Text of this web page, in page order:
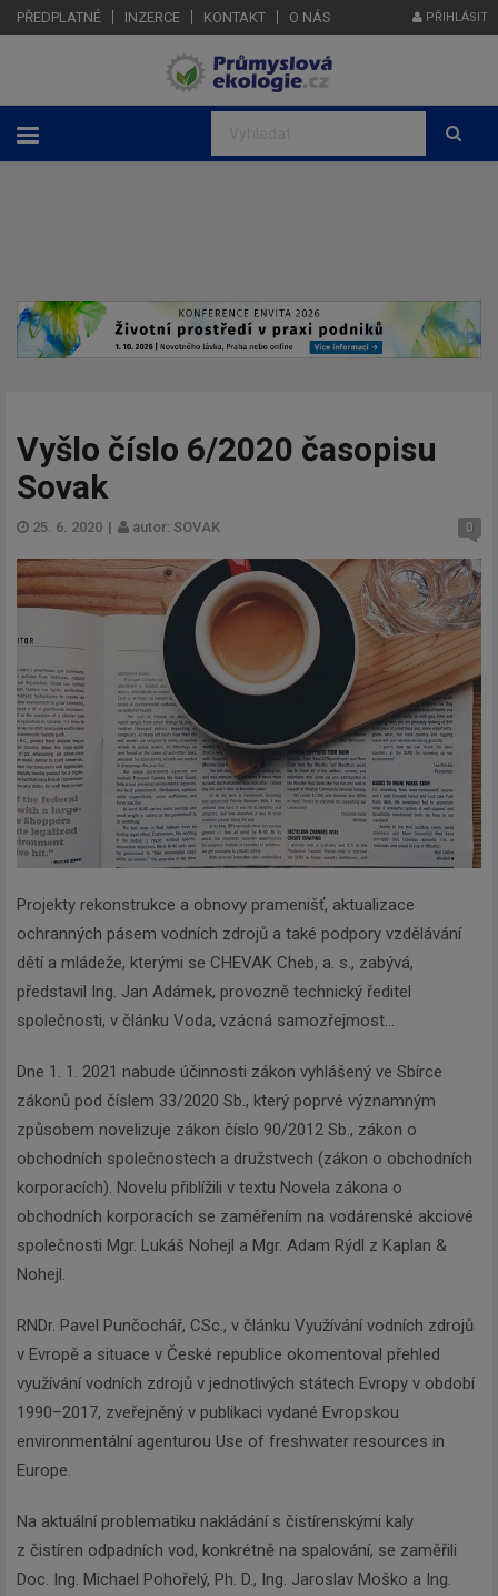
PŘEDPLATNÉ INZERCE KONTAKT O NÁS PŘIHLÁSIT
Vyšlo číslo 6/2020 časopisu
Sovak
25. 6. 2020 | autor: SOVAK 0
Projekty rekonstrukce a obnovy pramenišť, aktualizace
ochranných pásem vodních zdrojů a také podpory vzdělávání
dětí a mládeže, kterými se CHEVAK Cheb, a. s., zabývá,
představil Ing. Jan Adámek, provozně technický ředitel
společnosti, v článku Voda, vzácná samozřejmost…
Dne 1. 1. 2021 nabude účinnosti zákon vyhlášený ve Sbírce
zákonů pod číslem 33/2020 Sb., který poprvé významným
způsobem novelizuje zákon číslo 90/2012 Sb., zákon o
obchodních společnostech a družstvech (zákon o obchodních
korporacích). Novelu přiblížili v textu Novela zákona o
obchodních korporacích se zaměřením na vodárenské akciové
společnosti Mgr. Lukáš Nohejl a Mgr. Adam Rýdl z Kaplan &
Nohejl.
RNDr. Pavel Punčochář, CSc., v článku Využívání vodních zdrojů
v Evropě a situace v České republice okomentoval přehled
využívání vodních zdrojů v jednotlivých státech Evropy v období
1990–2017, zveřejněný v publikaci vydané Evropskou
environmentální agenturou Use of freshwater resources in
Europe.
Na aktuální problematiku nakládání s čistírenskými kaly
z čistíren odpadních vod, konkrétně na spalování, se zaměřili
Doc. Ing. Michael Pohořelý, Ph. D., Ing. Jaroslav Moško a Ing.